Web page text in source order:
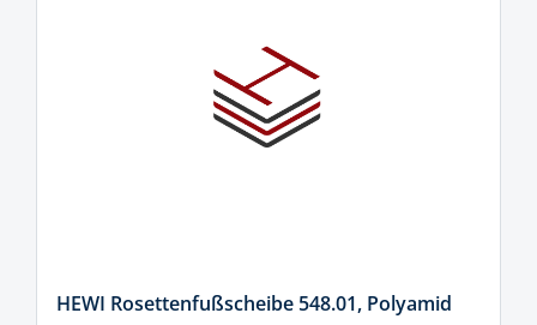
HEWI Rosettenfußscheibe 548.01, Polyamid